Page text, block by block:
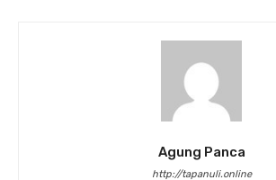
Agung Panca
http://tapanuli.online